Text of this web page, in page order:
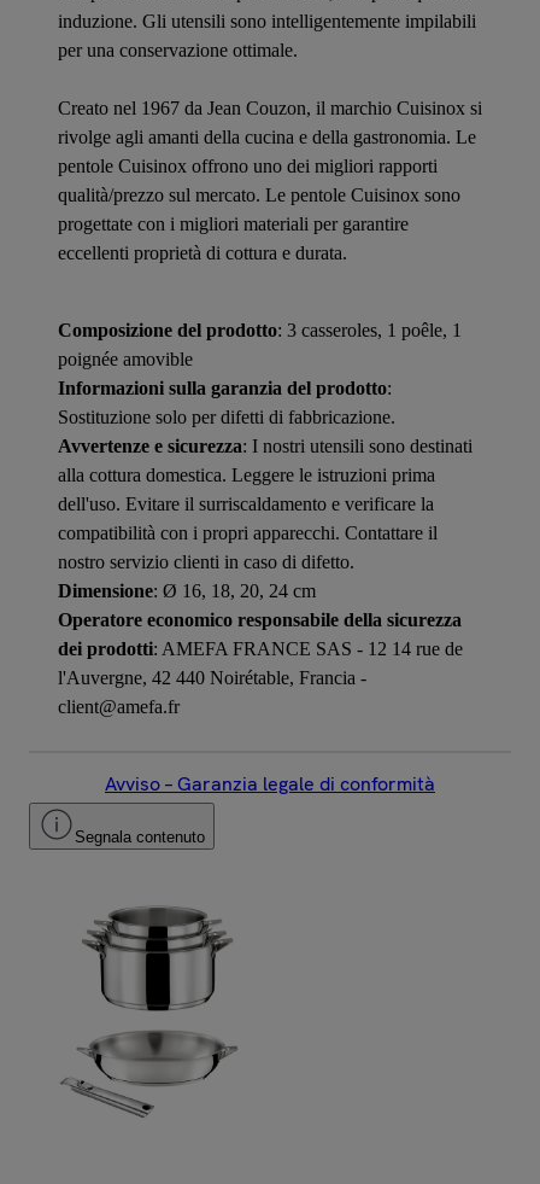
induzione. Gli utensili sono intelligentemente impilabili
per una conservazione ottimale.
Creato nel 1967 da Jean Couzon, il marchio Cuisinox si
rivolge agli amanti della cucina e della gastronomia. Le
pentole Cuisinox offrono uno dei migliori rapporti
qualità/prezzo sul mercato. Le pentole Cuisinox sono
progettate con i migliori materiali per garantire
eccellenti proprietà di cottura e durata.
Composizione del prodotto: 3 casseroles, 1 poêle, 1
poignée amovible
Informazioni sulla garanzia del prodotto:
Sostituzione solo per difetti di fabbricazione.
Avvertenze e sicurezza: I nostri utensili sono destinati
alla cottura domestica. Leggere le istruzioni prima
dell'uso. Evitare il surriscaldamento e verificare la
compatibilità con i propri apparecchi. Contattare il
nostro servizio clienti in caso di difetto.
Dimensione: Ø 16, 18, 20, 24 cm
Operatore economico responsabile della sicurezza
dei prodotti: AMEFA FRANCE SAS - 12 14 rue de
l'Auvergne, 42 440 Noirétable, Francia -
client@amefa.fr
Avviso – Garanzia legale di conformità
Segnala contenuto